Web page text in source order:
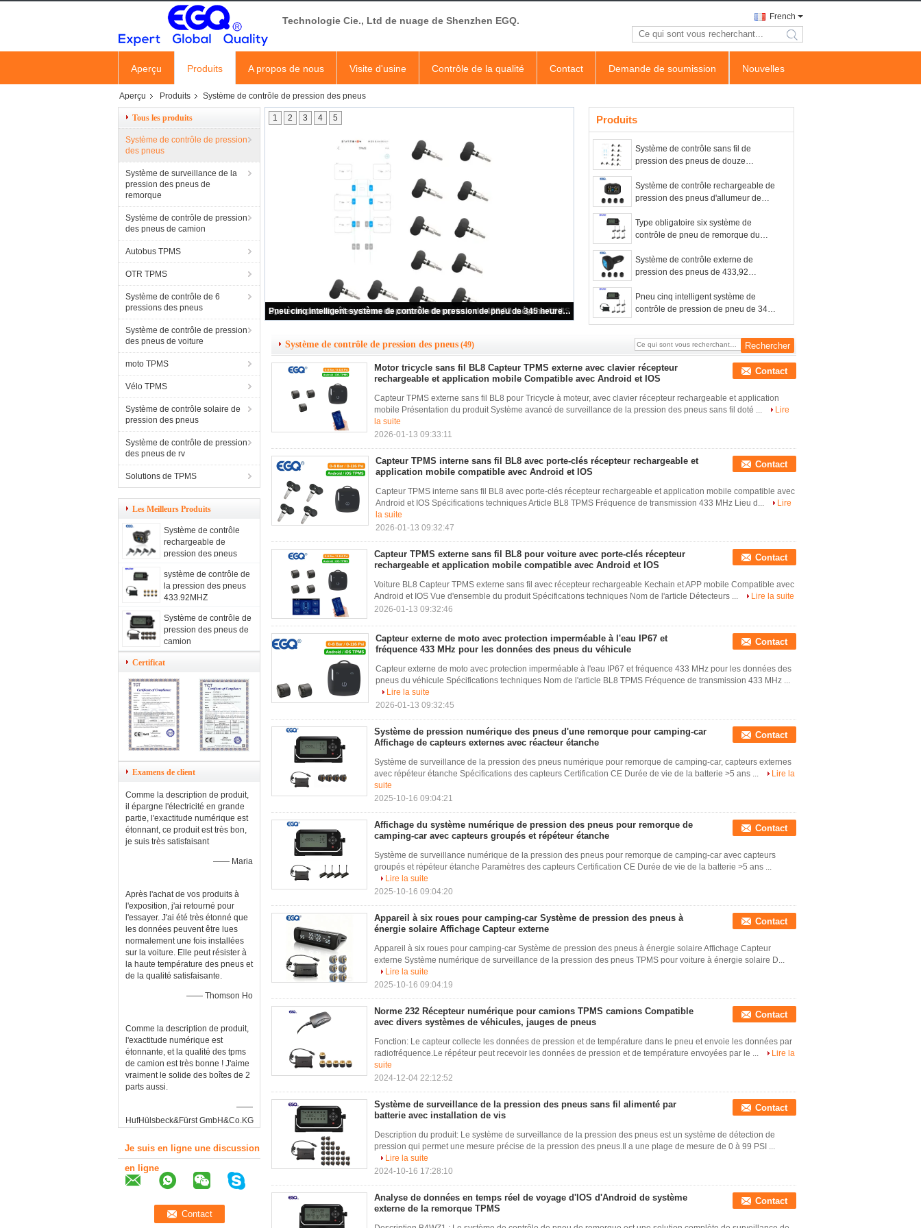
Technologie Cie., Ltd de nuage de Shenzhen EGQ. French
search
Aperçu Produits A propos de nous Visite d'usine Contrôle de la qualité Contact Demande de soumission Nouvelles
Aperçu Produits Système de contrôle de pression des pneus
Tous les produits
Système de contrôle de pression
des pneus
Système de surveillance de la
pression des pneus de
remorque
Système de contrôle de pression
des pneus de camion
Autobus TPMS
OTR TPMS
Système de contrôle de 6
pressions des pneus
Système de contrôle de pression
des pneus de voiture
moto TPMS
Vélo TPMS
Système de contrôle solaire de
pression des pneus
Système de contrôle de pression
des pneus de rv
Solutions de TPMS
Les Meilleurs Produits
Système de contrôle
rechargeable de
pression des pneus
système de contrôle de
la pression des pneus
433.92MHZ
Système de contrôle de
pression des pneus de
camion
Certificat
Examens de client
Comme la description de produit,
il épargne l'électricité en grande
partie, l'exactitude numérique est
étonnant, ce produit est très bon,
je suis très satisfaisant
—— Maria
Après l'achat de vos produits à
l'exposition, j'ai retourné pour
l'essayer. J'ai été très étonné que
les données peuvent être lues
normalement une fois installées
sur la voiture. Elle peut résister à
la haute température des pneus et
de la qualité satisfaisante.
—— Thomson Ho
Comme la description de produit,
l'exactitude numérique est
étonnante, et la qualité des tpms
de camion est très bonne ! J'aime
vraiment le solide des boîtes de 2
parts aussi.
——
HufHülsbeck&Fürst GmbH&Co.KG
Je suis en ligne une discussion
en ligne
Système de contrôle sans fil de pression des pneus de douze capteurs rf
1 2 3 4 5 Produits
Système de contrôle sans fil de
pression des pneus de douze
Système de contrôle rechargeable de
pression des pneus d'allumeur de
Type obligatoire six système de
contrôle de pneu de remorque du
Système de contrôle externe de
pression des pneus de 433,92
Pneu cinq intelligent système de
contrôle de pression de pneu de 345
Système de contrôle de pression des pneus (49)
Motor tricycle sans fil BL8 Capteur TPMS externe avec clavier récepteur
rechargeable et application mobile Compatible avec Android et IOS
Contact
Capteur TPMS externe sans fil BL8 pour Tricycle à moteur, avec clavier récepteur rechargeable et application
mobile Présentation du produit Système avancé de surveillance de la pression des pneus sans fil doté ...
Lire
la suite
2026-01-13 09:33:11
Capteur TPMS interne sans fil BL8 avec porte-clés récepteur rechargeable et
application mobile compatible avec Android et IOS
Contact
Capteur TPMS interne sans fil BL8 avec porte-clés récepteur rechargeable et application mobile compatible avec
Android et IOS Spécifications techniques Article BL8 TPMS Fréquence de transmission 433 MHz Lieu d...
Lire
la suite
2026-01-13 09:32:47
Capteur TPMS externe sans fil BL8 pour voiture avec porte-clés récepteur
rechargeable et application mobile compatible avec Android et IOS
Contact
Voiture BL8 Capteur TPMS externe sans fil avec récepteur rechargeable Kechain et APP mobile Compatible avec
Android et IOS Vue d'ensemble du produit Spécifications techniques Nom de l'article Détecteurs ...
Lire la suite
2026-01-13 09:32:46
Capteur externe de moto avec protection imperméable à l'eau IP67 et
fréquence 433 MHz pour les données des pneus du véhicule
Contact
Capteur externe de moto avec protection imperméable à l'eau IP67 et fréquence 433 MHz pour les données des
pneus du véhicule Spécifications techniques Nom de l'article BL8 TPMS Fréquence de transmission 433 MHz ...
Lire la suite
2026-01-13 09:32:45
Système de pression numérique des pneus d'une remorque pour camping-car
Affichage de capteurs externes avec réacteur étanche
Contact
Système de surveillance de la pression des pneus numérique pour remorque de camping-car, capteurs externes
avec répéteur étanche Spécifications des capteurs Certification CE Durée de vie de la batterie >5 ans ...
Lire la
suite
2025-10-16 09:04:21
Affichage du système numérique de pression des pneus pour remorque de
camping-car avec capteurs groupés et répéteur étanche
Contact
Système de surveillance numérique de la pression des pneus pour remorque de camping-car avec capteurs
groupés et répéteur étanche Paramètres des capteurs Certification CE Durée de vie de la batterie >5 ans ...
Lire la suite
2025-10-16 09:04:20
Appareil à six roues pour camping-car Système de pression des pneus à
énergie solaire Affichage Capteur externe
Contact
Appareil à six roues pour camping-car Système de pression des pneus à énergie solaire Affichage Capteur
externe Système numérique de surveillance de la pression des pneus TPMS pour voiture à énergie solaire D...
Lire la suite
2025-10-16 09:04:19
Norme 232 Récepteur numérique pour camions TPMS camions Compatible
avec divers systèmes de véhicules, jauges de pneus
Contact
Fonction: Le capteur collecte les données de pression et de température dans le pneu et envoie les données par
radiofréquence.Le répéteur peut recevoir les données de pression et de température envoyées par le ...
Lire la
suite
2024-12-04 22:12:52
Système de surveillance de la pression des pneus sans fil alimenté par
batterie avec installation de vis
Contact
Description du produit: Le système de surveillance de la pression des pneus est un système de détection de
pression qui permet une mesure précise de la pression des pneus.Il a une plage de mesure de 0 à 99 PSI ...
Lire la suite
2024-10-16 17:28:10
Analyse de données en temps réel de voyage d'IOS d'Android de système
externe de la remorque TPMS
Contact